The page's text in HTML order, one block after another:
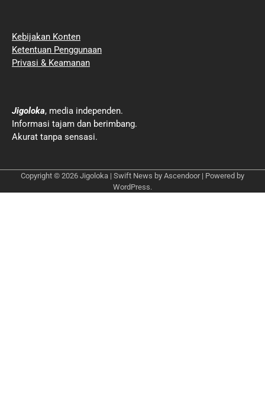
Kebijakan Konten
Ketentuan Penggunaan
Privasi & Keamanan
Jigoloka, media independen.
Informasi tajam dan berimbang.
Akurat tanpa sensasi.
Copyright © 2026 Jigoloka | Swift News by Ascendoor| Powered by
WordPress.